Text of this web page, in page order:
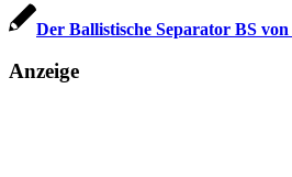
Der Ballistische Separator BS
Anzeige